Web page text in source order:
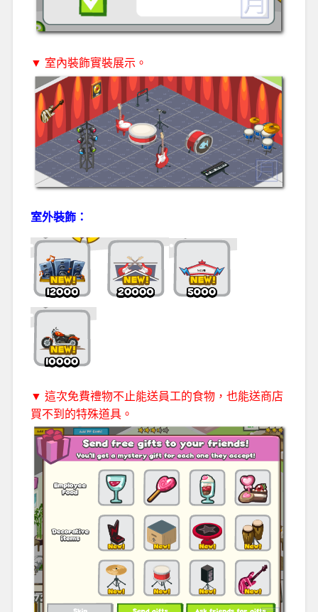
▼ 室內裝飾實裝展示。
室外裝飾：
▼ 這次免費禮物不止能送員工的食物，也能送商店
買不到的特殊道具。